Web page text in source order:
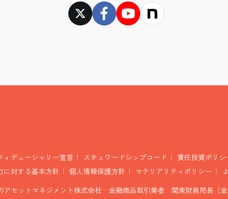
ィデューシャリー宣言 スチュワードシップコード
責任投資ポリシ
に対する基本方針
個人情報保護方針 マテリアリティポリシー
アセットマネジメント株式会社 金融商品取引業者 関東財務局長（